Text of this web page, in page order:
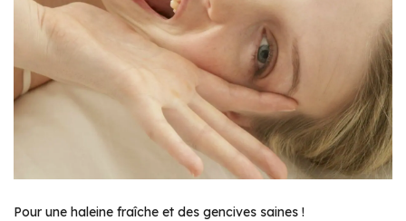
Pour une haleine fraîche et des gencives saines !